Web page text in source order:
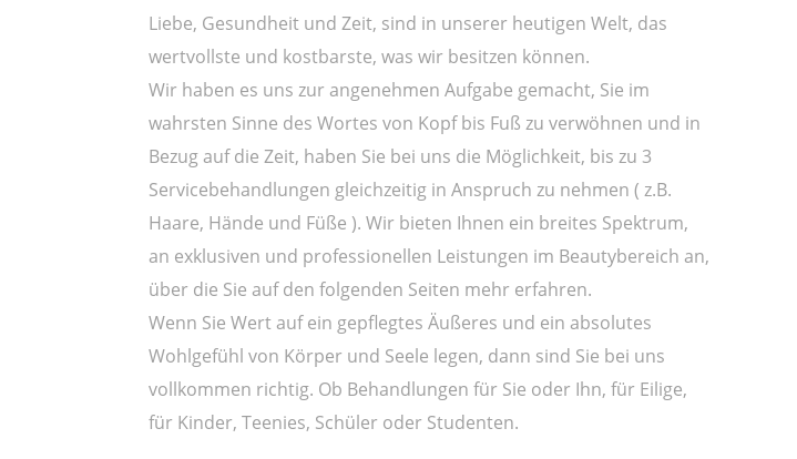
Liebe, Gesundheit und Zeit, sind in unserer heutigen Welt, das
wertvollste und kostbarste, was wir besitzen können.
Wir haben es uns zur angenehmen Aufgabe gemacht, Sie im
wahrsten Sinne des Wortes von Kopf bis Fuß zu verwöhnen und in
Bezug auf die Zeit, haben Sie bei uns die Möglichkeit, bis zu 3
Servicebehandlungen gleichzeitig in Anspruch zu nehmen ( z.B.
Haare, Hände und Füße ). Wir bieten Ihnen ein breites Spektrum,
an exklusiven und professionellen Leistungen im Beautybereich an,
über die Sie auf den folgenden Seiten mehr erfahren.
Wenn Sie Wert auf ein gepflegtes Äußeres und ein absolutes
Wohlgefühl von Körper und Seele legen, dann sind Sie bei uns
vollkommen richtig. Ob Behandlungen für Sie oder Ihn, für Eilige,
für Kinder, Teenies, Schüler oder Studenten.